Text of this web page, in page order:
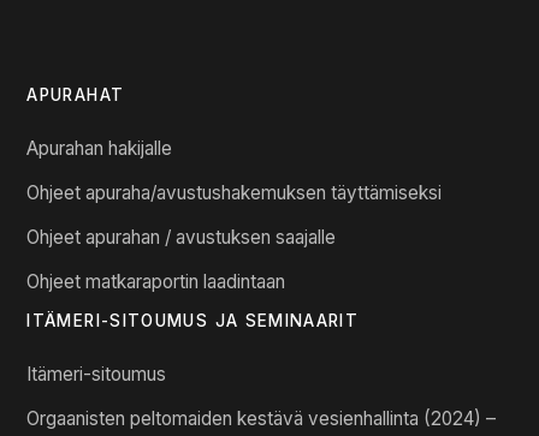
APURAHAT
Apurahan hakijalle
Ohjeet apuraha/avustushakemuksen täyttämiseksi
Ohjeet apurahan / avustuksen saajalle
Ohjeet matkaraportin laadintaan
ITÄMERI-SITOUMUS JA SEMINAARIT
Itämeri-sitoumus
Orgaanisten peltomaiden kestävä vesienhallinta (2024) –